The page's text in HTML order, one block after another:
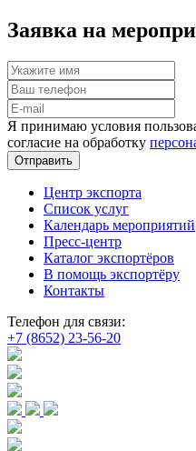
Заявка на
Я принимаю условия
согласие на обработку
Отправить
Центр экспорта
Список услуг
Календарь мероприятий
Пресс-центр
Каталог экспортёров
В помощь экспортёру
Контакты
Телефон для связи:
+7 (8652) 23-56-20